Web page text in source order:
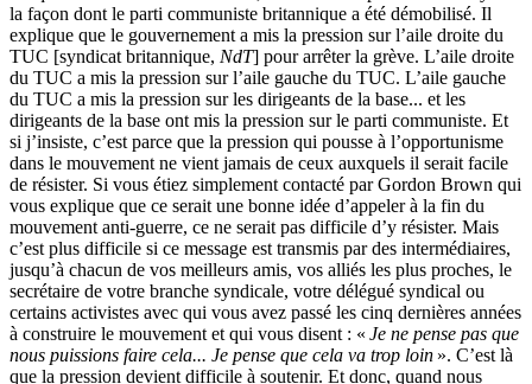
la façon dont le parti communiste bri­tannique a été démobilisé. Il
explique que le gouvernement a mis la pression sur l’aile droite du
TUC [syndicat bri­tannique, NdT] pour arrêter la grève. L’aile droite
du TUC a mis la pression sur l’aile gauche du TUC. L’aile gauche
du TUC a mis la pression sur les dirigeants de la base... et les
dirigeants de la base ont mis la pression sur le parti communiste. Et
si j’insiste, c’est parce que la pression qui pousse à l’opportunisme
dans le mouvement ne vient jamais de ceux auxquels il serait facile
de résister. Si vous étiez simplement contacté par Gordon Brown qui
vous explique que ce serait une bonne idée d’appeler à la fin du
mouvement anti-guerre, ce ne serait pas difficile d’y résister. Mais
c’est plus difficile si ce message est transmis par des intermédiaires,
jusqu’à chacun de vos meilleurs amis, vos alliés les plus proches, le
secrétaire de votre branche syndicale, votre délégué syndical ou
certains activistes avec qui vous avez passé les cinq dernières années
à construire le mouvement et qui vous disent : « Je ne pense pas que
nous puissions faire cela... Je pense que cela va trop loin ». C’est là
que la pres­sion devient difficile à soutenir. Et donc, quand nous